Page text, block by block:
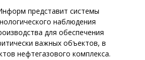
представит системы
наблюдения
для обеспечения
важных объектов, в
нефтегазового комплекса.